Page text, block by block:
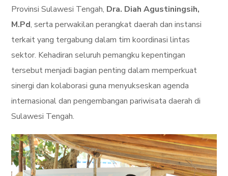
Provinsi Sulawesi Tengah, Dra. Diah Agustiningsih,
M.Pd, serta perwakilan perangkat daerah dan instansi
terkait yang tergabung dalam tim koordinasi lintas
sektor. Kehadiran seluruh pemangku kepentingan
tersebut menjadi bagian penting dalam memperkuat
sinergi dan kolaborasi guna menyukseskan agenda
internasional dan pengembangan pariwisata daerah di
Sulawesi Tengah.